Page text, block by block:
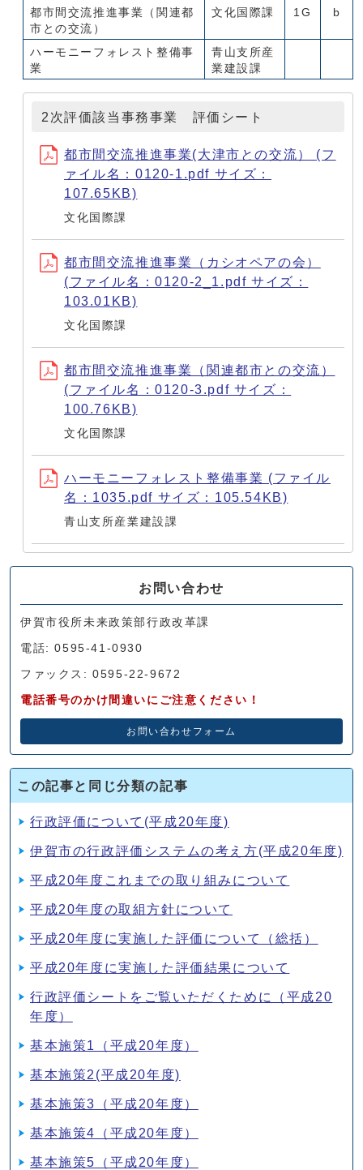
都市間交流推進事業（関連都
市との交流）
文化国際課 1G b
ハーモニーフォレスト整備事
業
青山支所産
業建設課
2次評価該当事務事業 評価シート
都市間交流推進事業(大津市との交流） (フ
ァイル名：0120-1.pdf サイズ：
107.65KB)
文化国際課
都市間交流推進事業（カシオペアの会）
(ファイル名：0120-2_1.pdf サイズ：
103.01KB)
文化国際課
都市間交流推進事業（関連都市との交流）
(ファイル名：0120-3.pdf サイズ：
100.76KB)
文化国際課
ハーモニーフォレスト整備事業 (ファイル
名：1035.pdf サイズ：105.54KB)
青山支所産業建設課
お問い合わせ
伊賀市役所未来政策部行政改革課
電話: 0595-41-0930
ファックス: 0595-22-9672
電話番号のかけ間違いにご注意ください！
お問い合わせフォーム
この記事と同じ分類の記事
行政評価について(平成20年度)
伊賀市の行政評価システムの考え方(平成20年度)
平成20年度これまでの取り組みについて
平成20年度の取組方針について
平成20年度に実施した評価について（総括）
平成20年度に実施した評価結果について
行政評価シートをご覧いただくために（平成20
年度）
基本施策1（平成20年度）
基本施策2(平成20年度)
基本施策3（平成20年度）
基本施策4（平成20年度）
基本施策5（平成20年度）